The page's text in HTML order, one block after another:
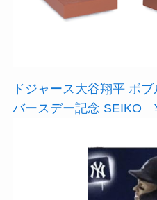
ドジャース大谷翔平 ボ
バースデー記念 SEIKO